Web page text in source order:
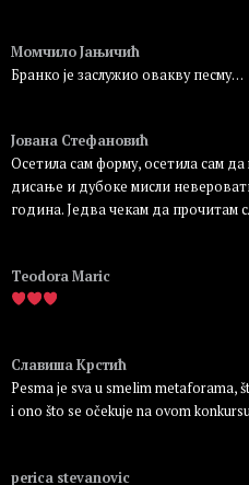
Момчило Јањичић
Бранко је заслужио овакву песму…
Јована Стефановић
Осетила сам форму, осетила сам
дисање и дубоке мисли
година. Једва чекам да прочитам
Teodora Maric
Славиша Крстић
Pesma je sva u smelim metaforama,
i ono što se očekuje na ovom
perica stevanovic